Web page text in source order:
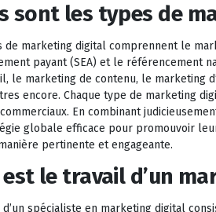
sont les types de
de marketing digital comprennent le
payant (SEA) et le référencement
le marketing de contenu, le marketing
encore. Chaque type de marketing
En combinant
globale efficace pour promouvoir
pertinente et engageante.
est le travail d’un
d’un spécialiste en marketing digital